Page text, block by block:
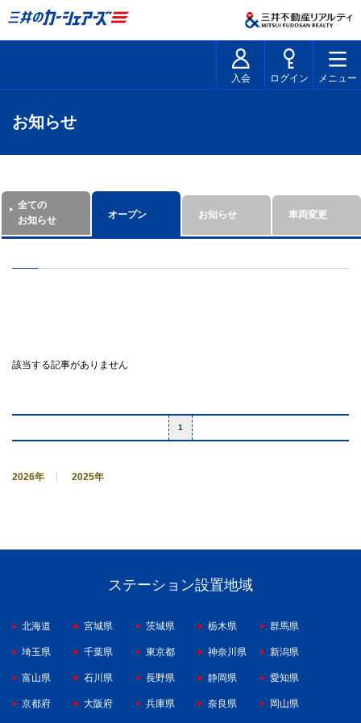
入会 ログイン メニュー
お知らせ
全ての
お知らせ
オープン お知らせ 車両変更
該当する記事がありません
1
2026年 2025年
ステーション設置地域
北海道 宮城県 茨城県 栃木県 群馬県
埼玉県 千葉県 東京都 神奈川県 新潟県
富山県 石川県 長野県 静岡県 愛知県
京都府 大阪府 兵庫県 奈良県 岡山県